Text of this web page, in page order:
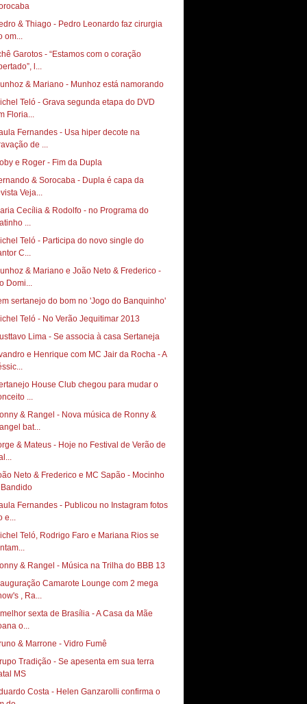
& Thiago - Pedro Leonardo faz cirurgia
om...
Garotos - “Estamos com o coração
l...
& Mariano - Munhoz está namorando
Teló - Grava segunda etapa do DVD
Floria...
Fernandes - Usa hiper decote na
de ...
e Roger - Fim da Dupla
& Sorocaba - Dupla é capa da
Veja...
Cecília & Rodolfo - no Programa do
...
Teló - Participa do novo single do
C...
& Mariano e João Neto & Frederico -
Domi...
sertanejo do bom no 'Jogo do Banquinho'
Teló - No Verão Jequitimar 2013
Lima - Se associa à casa Sertaneja
e Henrique com MC Jair da Rocha - A
House Club chegou para mudar o
...
& Rangel - Nova música de Ronny &
bat...
& Mateus - Hoje no Festival de Verão de
Neto & Frederico e MC Sapão - Mocinho
Bandido
Fernandes - Publicou no Instagram fotos
e...
Teló, Rodrigo Faro e Mariana Rios se
& Rangel - Música na Trilha do BBB 13
Camarote Lounge com 2 mega
, Ra...
sexta de Brasília - A Casa da Mãe
o...
& Marrone - Vidro Fumê
Tradição - Se apesenta em sua terra
MS
Costa - Helen Ganzarolli confirma o